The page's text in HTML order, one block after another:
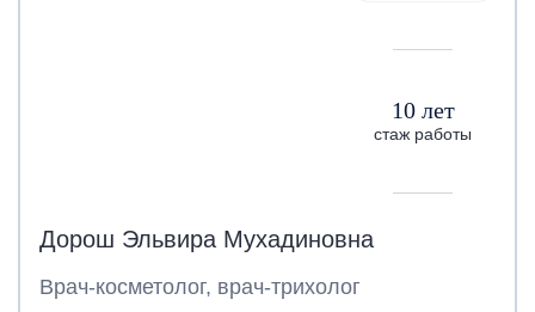
10 лет
стаж работы
Дорош Эльвира Мухадиновна
Врач-косметолог, врач-трихолог